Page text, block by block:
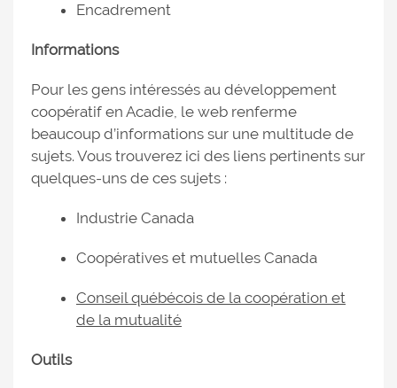
Encadrement
Informations
Pour les gens intéressés au développement
coopératif en Acadie, le web renferme
beaucoup d’informations sur une multitude de
sujets. Vous trouverez ici des liens pertinents sur
quelques-uns de ces sujets :
Industrie Canada
Coopératives et mutuelles Canada
Conseil québécois de la coopération et
de la mutualité
Outils